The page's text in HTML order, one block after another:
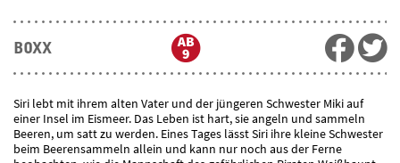
BOXX
Siri lebt mit ihrem alten Vater und der jüngeren Schwester Miki auf
einer Insel im Eismeer. Das Leben ist hart, sie angeln und sammeln
Beeren, um satt zu werden. Eines Tages lässt Siri ihre kleine Schwester
beim Beerensammeln allein und kann nur noch aus der Ferne